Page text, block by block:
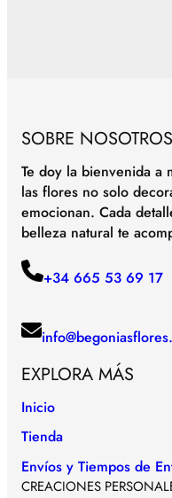
SOBRE NOSOTROS
Te doy la bienvenida
las flores no solo
emocionan. Cada
belleza natural te
+34 665 53 69 17
EXPLORA MÁS
Inicio
Tienda
Envíos y Tiempos de
CREACIONES